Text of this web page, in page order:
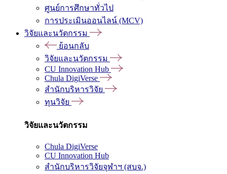
ศูนย์การศึกษาทั่วไป
การประเมินออนไลน์ (MCV)
วิจัยและนวัตกรรม
ย้อนกลับ
วิจัยและนวัตกรรม
CU Innovation Hub
Chula DigiVerse
สำนักบริหารวิจัย
ทุนวิจัย
วิจัยและนวัตกรรม
Chula DigiVerse
CU Innovation Hub
สำนักบริหารวิจัยจุฬาฯ (สบจ.)